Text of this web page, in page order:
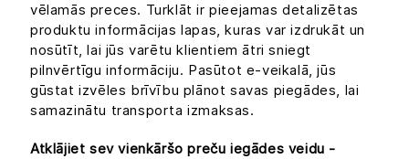
vēlamās preces. Turklāt ir pieejamas detalizētas
produktu informācijas lapas, kuras var izdrukāt un
nosūtīt, lai jūs varētu klientiem ātri sniegt
pilnvērtīgu informāciju. Pasūtot e-veikalā, jūs
gūstat izvēles brīvību plānot savas piegādes, lai
samazinātu transporta izmaksas.
Atklājiet sev vienkāršo preču iegādes veidu -